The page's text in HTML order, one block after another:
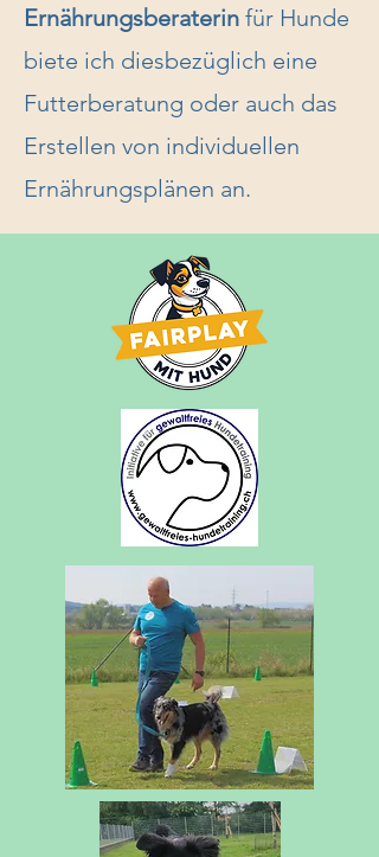
Ernährungsberaterin für Hunde
biete ich diesbezüglich eine
Futterberatung oder auch das
Erstellen von individuellen
Ernährungsplänen an.